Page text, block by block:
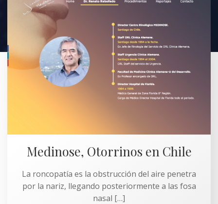
Medinose, Otorrinos en Chile
La roncopatía es la obstrucción del aire penetra
por la nariz, llegando posteriormente a las fosa
nasal […]